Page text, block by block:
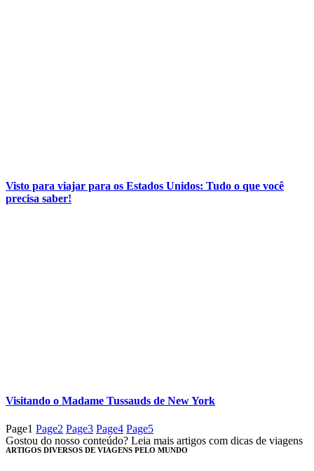
Visto para viajar para os Estados Unidos: Tudo o que você
precisa saber!
Visitando o Madame Tussauds de New York
Page1 Page2 Page3 Page4 Page5
Gostou do nosso conteúdo? Leia mais artigos com dicas de viagens
ARTIGOS DIVERSOS DE VIAGENS PELO MUNDO​